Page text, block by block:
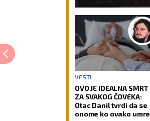
VESTI
OVO JE IDEALNA SMRT
ZA SVAKOG ČOVEKA:
Otac Danil tvrdi da se
onome ko ovako umre